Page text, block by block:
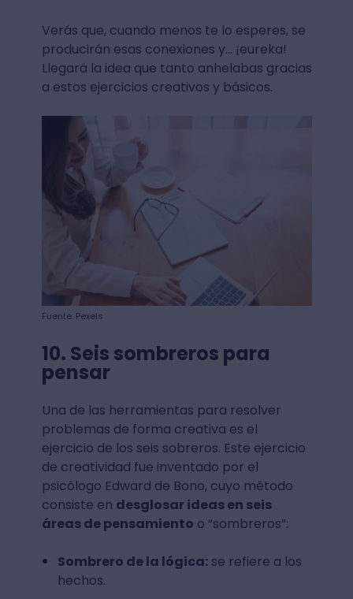
Verás que, cuando menos te lo esperes, se
producirán esas conexiones y… ¡eureka!
Llegará la idea que tanto anhelabas gracias
a estos ejercicios creativos y básicos.
Fuente: Pexels
10. Seis sombreros para
pensar
Una de las herramientas para resolver
problemas de forma creativa es el
ejercicio de los seis sobreros. Este ejercicio
de creatividad fue inventado por el
psicólogo Edward de Bono, cuyo método
consiste en desglosar ideas en seis
áreas de pensamiento o “sombreros”:
Sombrero de la lógica:se refiere a los
hechos.